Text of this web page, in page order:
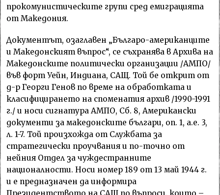
прокомунистическите групи сред емиграцията
от Македония.
Документът, озаглавен „Българо-американците
и Македонският въпрос“, се съхранява в Архива на
Македонските политически организации /АМПО/
във форт Уейн, Индиана, САЩ. Той бе открит от
д-р Георги Генов по време на обработката и
класифицирането на споменатия архив /1990-1991
г./ и носи сигнатура АМПО, Сб. 8, Американски
документи за македонските българи, оп. 1, а.е. 3,
л. 1-7. Той произхожда от Службата за
стратегически проучвания и по-точно от
нейния Отдел за чуждестранните
националности. Носи номер 189 от 13 май 1944 г.
и е предназначен да информира